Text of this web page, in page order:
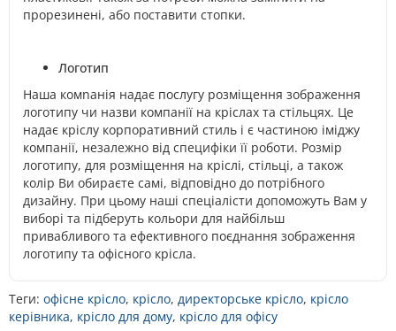
прорезинені, або поставити стопки.
Логотип
Наша комnанія надає послугу розміщення зображення
логотипу чи назви компанії на кріслах та стільцях. Це
надає кріслу корпоративний стиль і є частиною іміджу
компанії, незалежно від специфіки її роботи. Розмір
логотипу, для розміщення на кріслі, стільці, а також
колір Ви обираєте самі, відповідно до потрібного
дизайну. При цьому наші спеціалісти допоможуть Вам у
виборі та підберуть кольори для найбільш
привабливого та ефективного поєднання зображення
логотипу та офісного крісла.
Теги: офісне крісло, крісло, директорське крісло, крісло
керівника, крісло для дому, крісло для офісу